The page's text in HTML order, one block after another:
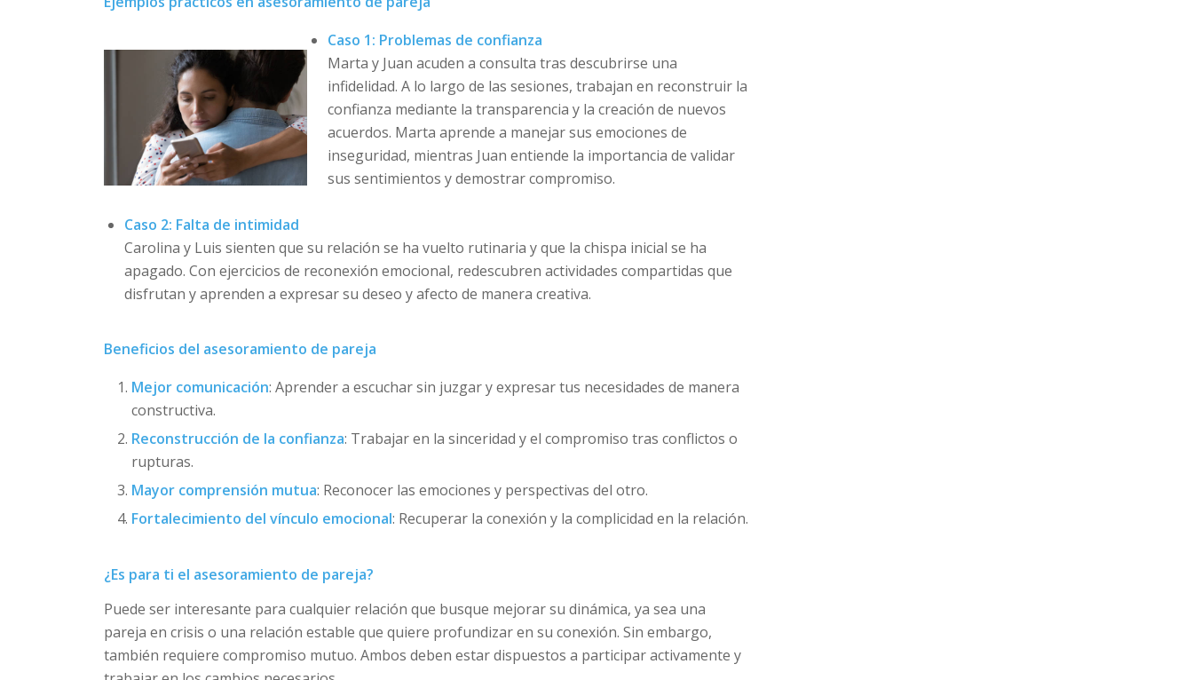
Caso 1: Problemas de confianza
Marta y Juan acuden a consulta tras descubrirse una
infidelidad. A lo largo de las sesiones, trabajan en reconstruir la
confianza mediante la transparencia y la creación de nuevos
acuerdos. Marta aprende a manejar sus emociones de
inseguridad, mientras Juan entiende la importancia de validar
sus sentimientos y demostrar compromiso.
Caso 2: Falta de intimidad
Carolina y Luis sienten que su relación se ha vuelto rutinaria y que la chispa inicial se ha
apagado. Con ejercicios de reconexión emocional, redescubren actividades compartidas que
disfrutan y aprenden a expresar su deseo y afecto de manera creativa.
Beneficios del asesoramiento de pareja
Mejor comunicación: Aprender a escuchar sin juzgar y expresar tus necesidades de manera
constructiva.
Reconstrucción de la confianza: Trabajar en la sinceridad y el compromiso tras conflictos o
rupturas.
Mayor comprensión mutua: Reconocer las emociones y perspectivas del otro.
Fortalecimiento del vínculo emocional: Recuperar la conexión y la complicidad en la relación.
¿Es para ti el asesoramiento de pareja?
Puede ser interesante para cualquier relación que busque mejorar su dinámica, ya sea una
pareja en crisis o una relación estable que quiere profundizar en su conexión. Sin embargo,
también requiere compromiso mutuo. Ambos deben estar dispuestos a participar activamente y